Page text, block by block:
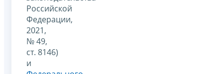
Российской
Федерации,
2021,
№ 49,
ст. 8146)
и